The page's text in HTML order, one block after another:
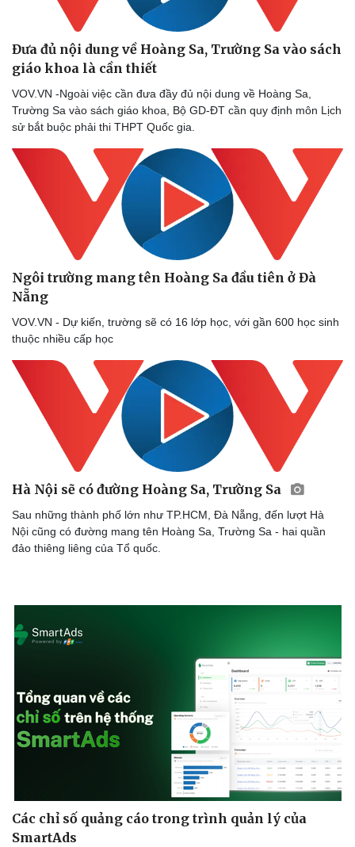
Doanh nghiệp
Thông tin doanh nghiệp
Doanh nghiệp 24h
Doanh nhân
Vì cộng đồng
Sành điệu
Tin Công nghệ
Trải nghiệm
Chuyển đổi số
Đưa đủ nội dung về Hoàng Sa, Trường Sa vào sách
giáo khoa là cần thiết
VOV.VN -Ngoài việc cần đưa đầy đủ nội dung về Hoàng Sa,
Trường Sa vào sách giáo khoa, Bộ GD-ĐT cần quy định môn Lịch
sử bắt buộc phải thi THPT Quốc gia.
Ngôi trường mang tên Hoàng Sa đầu tiên ở Đà
Nẵng
VOV.VN - Dự kiến, trường sẽ có 16 lớp học, với gần 600 học sinh
thuộc nhiều cấp học
Hà Nội sẽ có đường Hoàng Sa, Trường Sa
Sau những thành phố lớn như TP.HCM, Đà Nẵng, đến lượt Hà
Nội cũng có đường mang tên Hoàng Sa, Trường Sa - hai quần
đảo thiêng liêng của Tổ quốc.
Các chỉ số quảng cáo trong trình quản lý của
SmartAds